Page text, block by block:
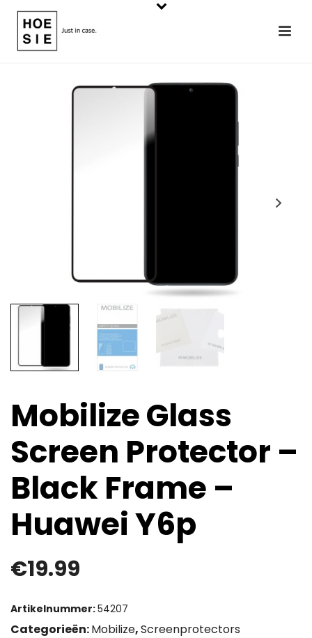
Mobilize Glass
Screen Protector –
Black Frame –
Huawei Y6p
€19.99
Artikelnummer:54207
Categorieën:Mobilize,Screenprotectors